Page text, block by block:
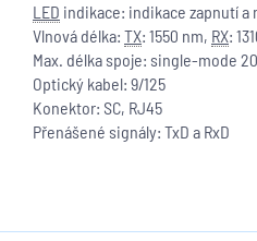
LED indikace: indikace zapnutí
Vlnová délka: TX: 1550 nm, RX:
Max. délka spoje: single-mode
Optický kabel: 9/125
Konektor: SC, RJ45
Přenášené signály: TxD a RxD